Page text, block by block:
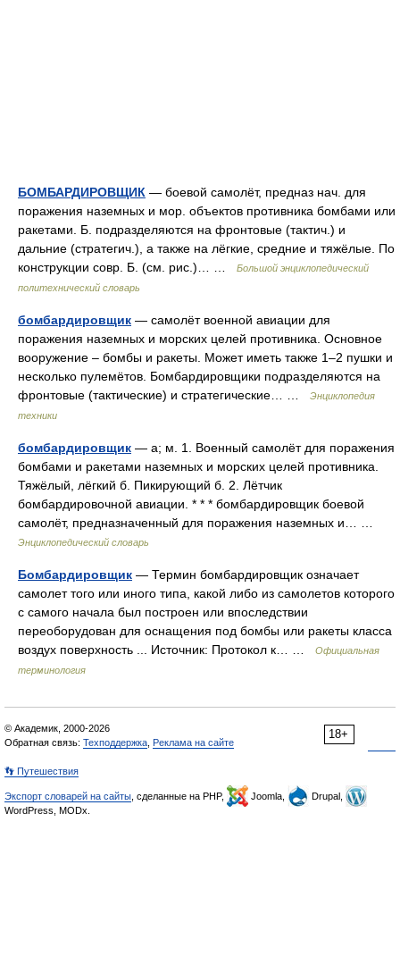
БОМБАРДИРОВЩИК — боевой самолёт, предназ нач. для
поражения наземных и мор. объектов противника бомбами или
ракетами. Б. подразделяются на фронтовые (тактич.) и
дальние (стратегич.), а также на лёгкие, средние и тяжёлые. По
конструкции совр. Б. (см. рис.)… …
Большой энциклопедический
политехнический словарь
бомбардировщик — самолёт военной авиации для
поражения наземных и морских целей противника. Основное
вооружение – бомбы и ракеты. Может иметь также 1–2 пушки и
несколько пулемётов. Бомбардировщики подразделяются на
фронтовые (тактические) и стратегические… …
Энциклопедия
техники
бомбардировщик — а; м. 1. Военный самолёт для поражения
бомбами и ракетами наземных и морских целей противника.
Тяжёлый, лёгкий б. Пикирующий б. 2. Лётчик
бомбардировочной авиации. * * * бомбардировщик боевой
самолёт, предназначенный для поражения наземных и… …
Энциклопедический словарь
Бомбардировщик — Термин бомбардировщик означает
самолет того или иного типа, какой либо из самолетов которого
с самого начала был построен или впоследствии
переоборудован для оснащения под бомбы или ракеты класса
воздух поверхность ... Источник: Протокол к… …
Официальная
терминология
18+
© Академик, 2000-2026
Обратная связь: Техподдержка Реклама на сайте
👣 Путешествия
Экспорт словарей на сайты , сделанные на PHP, Joomla,
Drupal,
WordPress, MODx.